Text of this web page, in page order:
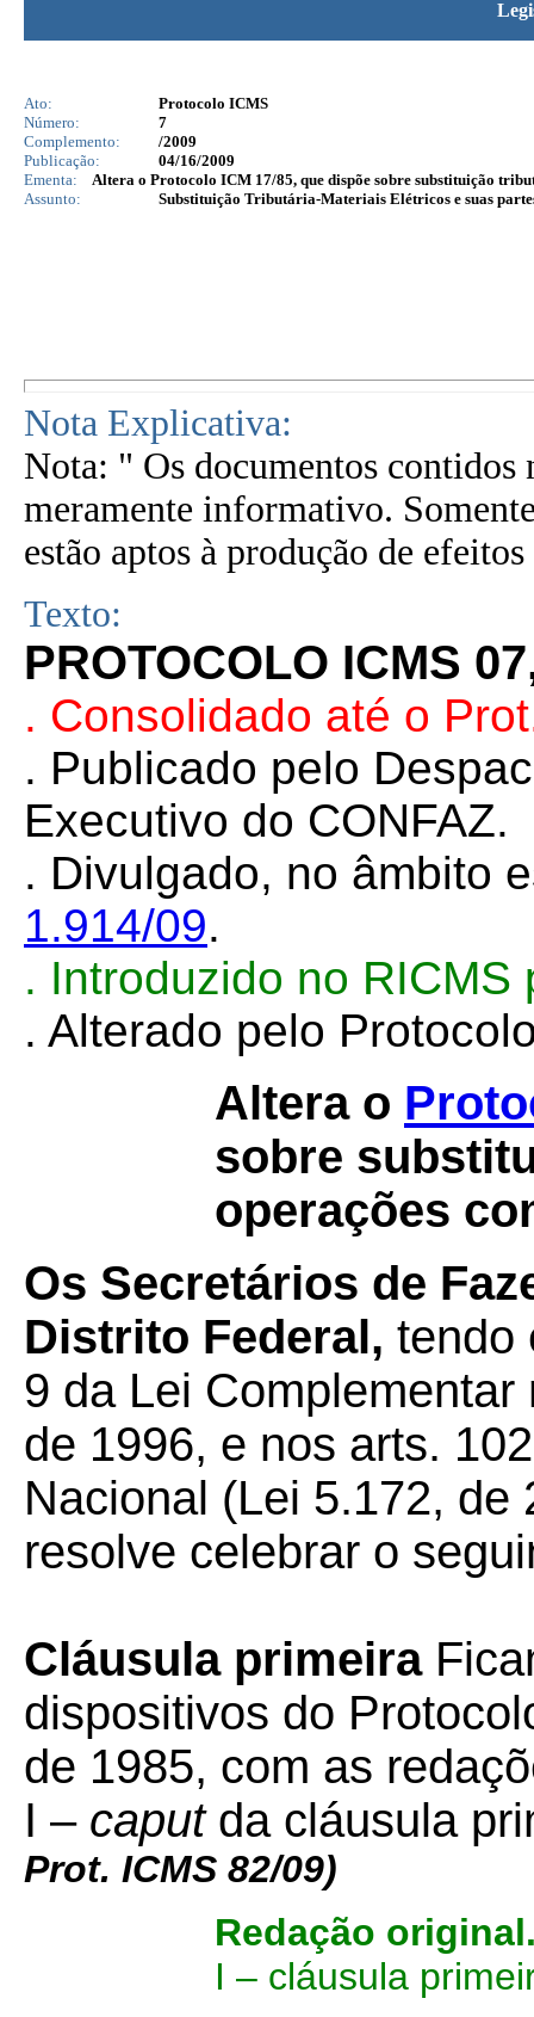
Ato:
Protocolo ICMS
Número:
7
Complemento:
/2009
Publicação:
04/16/2009
Ementa:
Altera o Protocolo ICM 17/85, que dispõe sobre substituição
Assunto:
Substituição Tributária-Materiais Elétricos e suas
Nota Explicativa:
Nota: " Os documentos contidos
meramente informativo.
estão aptos à produção de
Texto:
PROTOCOLO ICMS
. Consolidado até o
. Publicado pelo
Executivo do CONFAZ.
. Divulgado, no âmbito
1.914/09.
. Introduzido no
. Alterado pelo
Altera o
sobre
operações
Os Secretários de
Distrito Federal, tendo
9 da Lei
de 1996, e nos arts.
Nacional (Lei 5.172, de
resolve celebrar o
Cláusula primeira
dispositivos do
de 1985, com as
I – caputda cláusula
Prot. ICMS 82/09)
Redação
I – cláusula